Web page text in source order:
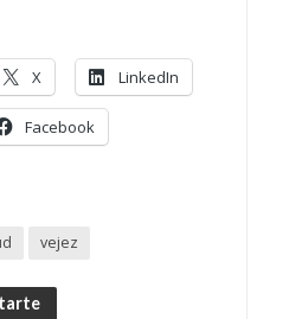
X LinkedIn
Facebook
vejez